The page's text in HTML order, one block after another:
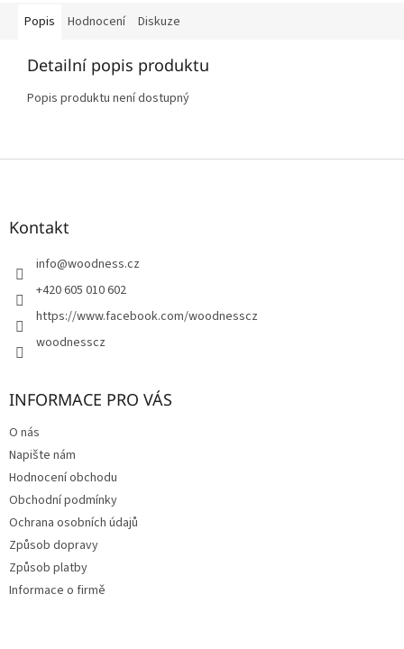
Popis Hodnocení Diskuze
Detailní popis produktu
Popis produktu není dostupný
Z
Kontakt
info@woodness.cz
+420 605 010 602
https://www.facebook.com/woodnesscz
woodnesscz
INFORMACE PRO VÁS
O nás
Napište nám
Hodnocení obchodu
Obchodní podmínky
Ochrana osobních údajů
Způsob dopravy
Způsob platby
Informace o firmě